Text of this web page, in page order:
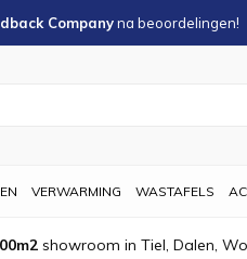
Companyna beoordelingen!
VERWARMING WASTAFELS
showroom in Tiel, Dalen,